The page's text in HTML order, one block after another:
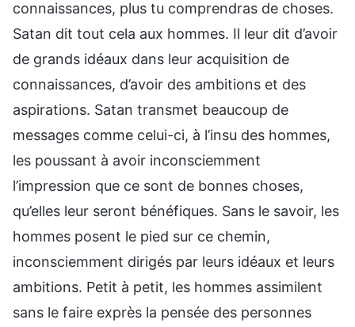
connaissances, plus tu comprendras de choses.
Satan dit tout cela aux hommes. Il leur dit d’avoir
de grands idéaux dans leur acquisition de
connaissances, d’avoir des ambitions et des
aspirations. Satan transmet beaucoup de
messages comme celui-ci, à l’insu des hommes,
les poussant à avoir inconsciemment
l’impression que ce sont de bonnes choses,
qu’elles leur seront bénéfiques. Sans le savoir, les
hommes posent le pied sur ce chemin,
inconsciemment dirigés par leurs idéaux et leurs
ambitions. Petit à petit, les hommes assimilent
sans le faire exprès la pensée des personnes